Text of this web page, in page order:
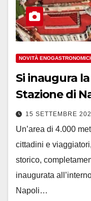
NOVITÀ
Si inaugura
Stazione di
15 SETTEMBRE
Un’area di 4.000
cittadini e
storico,
inaugurata
Napoli…